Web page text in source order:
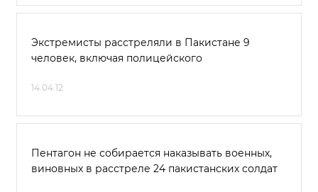
Экстремисты расстреляли в Пакистане 9
человек, включая полицейского
14.04.12
Пентагон не собирается наказывать военных,
виновных в расстреле 24 пакистанских солдат